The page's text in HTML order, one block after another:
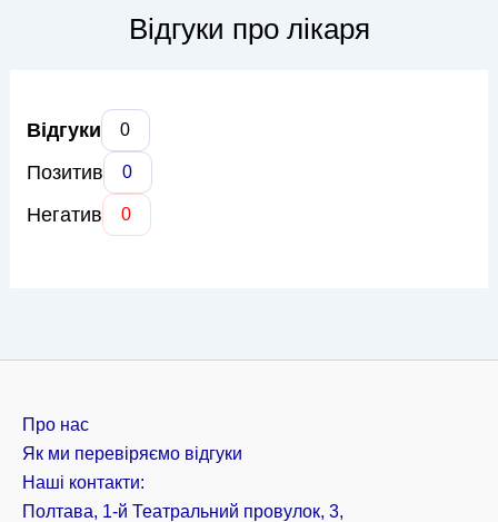
Освіта-Закінчила Житомирський інст...
Відгуки про лікаря
Відгуки 0
Позитив 0
Негатив 0
Про нас
Як ми перевіряємо відгуки
Наші контакти:
Полтава, 1-й Театральний провулок, 3,